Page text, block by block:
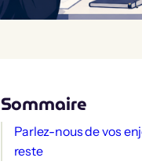
Sommaire
Parlez-nous de vos
reste